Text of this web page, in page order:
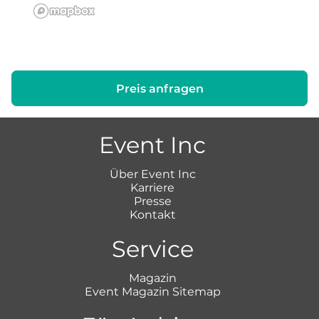
Preis anfragen
Event Inc
Über Event Inc
Karriere
Presse
Kontakt
Service
Magazin
Event Magazin Sitemap